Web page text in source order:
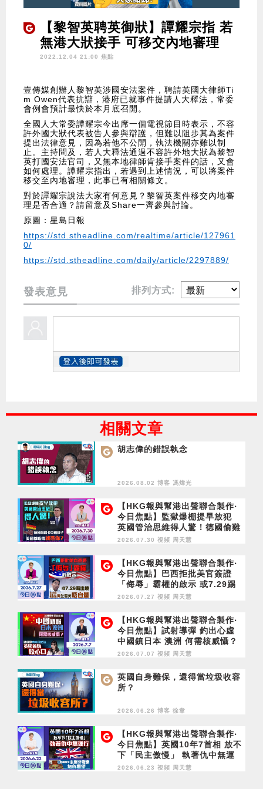
【黎智英聘英御狀】譚耀宗指 若
無港大狀接手 可移交內地審理
2022.12.04 21:00 焦點
壹傳媒創辦人黎智英涉國安法案件，聘請英國大律師Ti
m Owen代表抗辯，港府已就事件提請人大釋法，常委
會例會預計最快於本月底召開。
全國人大常委譚耀宗今出席一個電視節目時表示，不容
許外國大狀代表被告人參與辯護，但難以阻步其為案件
提出法律意見，因為若他不公開，執法機關亦難以制
止。主持問及，若人大釋法通過不容許外地大狀為黎智
英打國安法官司，又無本地律師肯接手案件的話，又會
如何處理。譚耀宗指出，若遇到上述情況，可以將案件
移交至內地審理，此事已有相關條文。
對於譚耀宗說法大家有何意見？黎智英案件移交內地審
理是否合適？請留意及Share一齊參與討論。
原圖：星島日報
https://std.stheadline.com/realtime/article/127961
0/
https://std.stheadline.com/daily/article/2297889/
發表意見 排列方式:
相關文章
胡志偉的錯誤執念
2026.08.02 博客 馮煒光
【HKG報與幫港出聲聯合製作‧
今日焦點】監獄爆棚提早放犯
英國管治思維得人驚！德國偷雞
卡中國脖子 美國都唔得就憑
2026.07.30 視頻 周天慧
【HKG報與幫港出聲聯合製作‧
今日焦點】巴西拒批美官簽證
「侮辱」霸權的啟示 或7.29踢
出境 胡志偉乞留英唔自量
2026.07.27 視頻 周天慧
【HKG報與幫港出聲聯合製作‧
今日焦點】試射導彈 釣出心虛
中國鎮日本 澳洲 何需核威懾？
通緝犯申永居起弶 英國養狗咬
2026.07.07 視頻 周天慧
英國自身難保，還得當垃圾收容
所？
2026.06.26 博客 徐韋
【HKG報與幫港出聲聯合製作‧
今日焦點】英國10年7首相 放不
下「民主傲慢」 執著仇中無運
行 立會議員是志業非職業 勿負
2026.06.23 視頻 周天慧